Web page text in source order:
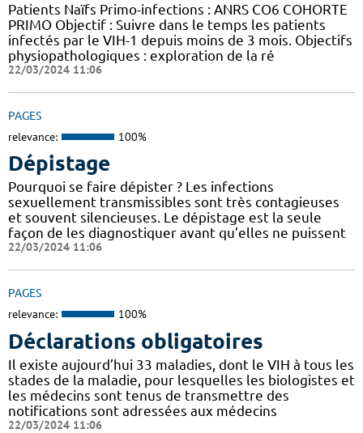
Patients Naïfs Primo-infections : ANRS CO6 COHORTE
PRIMO Objectif : Suivre dans le temps les patients
infectés par le VIH-1 depuis moins de 3 mois. Objectifs
physiopathologiques : exploration de la ré
22/03/2024 11:06
PAGES
relevance: 100%
Dépistage
Pourquoi se faire dépister ? Les infections
sexuellement transmissibles sont très contagieuses
et souvent silencieuses. Le dépistage est la seule
façon de les diagnostiquer avant qu’elles ne puissent
22/03/2024 11:06
PAGES
relevance: 100%
Déclarations obligatoires
Il existe aujourd’hui 33 maladies, dont le VIH à tous les
stades de la maladie, pour lesquelles les biologistes et
les médecins sont tenus de transmettre des
notifications sont adressées aux médecins
22/03/2024 11:06